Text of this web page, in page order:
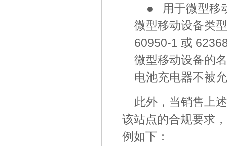
● 用于微型移
微型移动设备类
60950-1 或
微型移动设备的
电池充电器不被
此外，当销售上
该站点的合规要求
例如下：